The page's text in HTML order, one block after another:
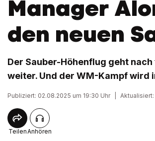
Manager
den neuen
Der Sauber-Höhenflug geht
weiter. Und der WM-Kampf wird
Publiziert: 02.08.2025 um 19:30 Uhr
TeilenAnhören